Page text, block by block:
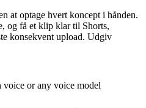
at optage hvert koncept i hånden.
og få et klip klar til Shorts,
konsekvent upload. Udgiv
or any voice model